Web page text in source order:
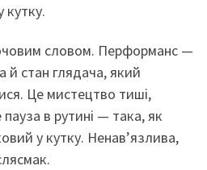
кутку.
словом. Перформанс —
й стан глядача, який
Це мистецтво тиші,
в рутині — така, як
у кутку. Ненав’язлива,